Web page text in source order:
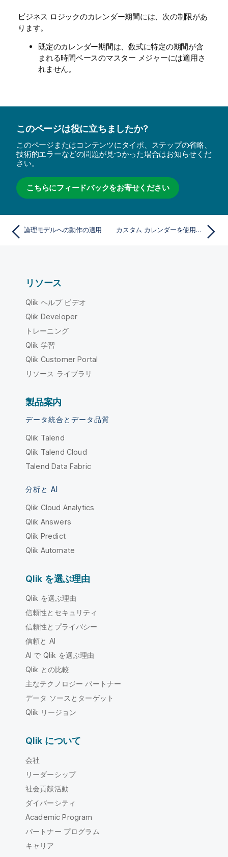
ビジネス ロジックのカレンダー期間には、次の制限があ
ります。
既定のカレンダー期間は、数式に特定の期間が含
まれる時間ベースのマスター メジャーには適用さ
れません。
このページは役に立ちましたか?
このページまたはコンテンツにタイポ、ステップの省略、
技術的エラーなどの問題が見つかった場合はお知らせくだ
さい。
こちらにフィードバックをお寄せください
論理モデルへの動作の適用 カスタム カレンダーを使用したカレンダー期間の作成の段階的手順
リソース
Qlik ヘルプ ビデオ
Qlik Developer
トレーニング
Qlik 学習
Qlik Customer Portal
リソース ライブラリ
製品案内
データ統合とデータ品質
Qlik Talend
Qlik Talend Cloud
Talend Data Fabric
分析と AI
Qlik Cloud Analytics
Qlik Answers
Qlik Predict
Qlik Automate
Qlik を選ぶ理由
Qlik を選ぶ理由
信頼性とセキュリティ
信頼性とプライバシー
信頼と AI
AI で Qlik を選ぶ理由
Qlik との比較
主なテクノロジー パートナー
データ ソースとターゲット
Qlik リージョン
Qlik について
会社
リーダーシップ
社会貢献活動
ダイバーシティ
Academic Program
パートナー プログラム
キャリア